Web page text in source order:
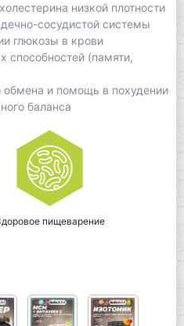
низкой плотности
сосудистой системы
глюкозы в крови
способностей (памяти,
обмена и помощь в похудении
баланса
пищеварение